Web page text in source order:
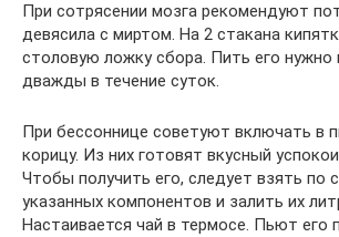
При сотрясении мозга рекомендуют
девясила с миртом. На 2 стакана
столовую ложку сбора. Пить его нужно
дважды в течение суток.
При бессоннице советуют включать в
корицу. Из них готовят вкусный
Чтобы получить его, следует взять по
указанных компонентов и залить их
Настаивается чай в термосе. Пьют его